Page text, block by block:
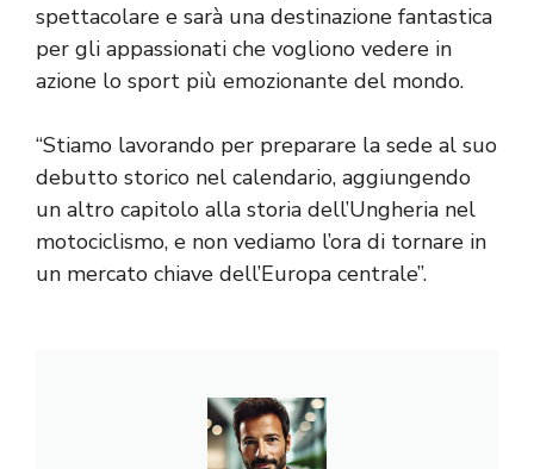
spettacolare e sarà una destinazione fantastica
per gli appassionati che vogliono vedere in
azione lo sport più emozionante del mondo.
“Stiamo lavorando per preparare la sede al suo
debutto storico nel calendario, aggiungendo
un altro capitolo alla storia dell’Ungheria nel
motociclismo, e non vediamo l’ora di tornare in
un mercato chiave dell’Europa centrale”.